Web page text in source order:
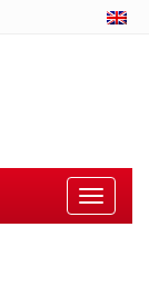
Toggle